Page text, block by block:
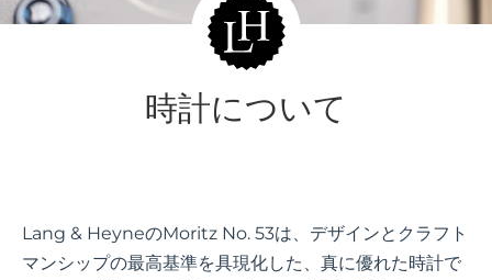
時計について
Lang & HeyneのMoritz No. 53は、デザインとクラフト
マンシップの最高基準を具現化した、真に優れた時計で